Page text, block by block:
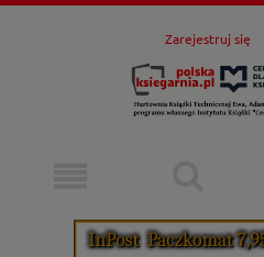
Zarejestruj się